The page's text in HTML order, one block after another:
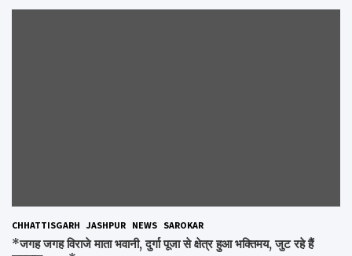
CHHATTISGARH JASHPUR NEWS SAROKAR
*जगह जगह विराजे माता भवानी, दुर्गा पूजा से क्षेत्र हुआ भक्तिमय, जुट रहे हैं